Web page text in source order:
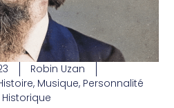
Robin Uzan
, Musique, Personnalité
Historique